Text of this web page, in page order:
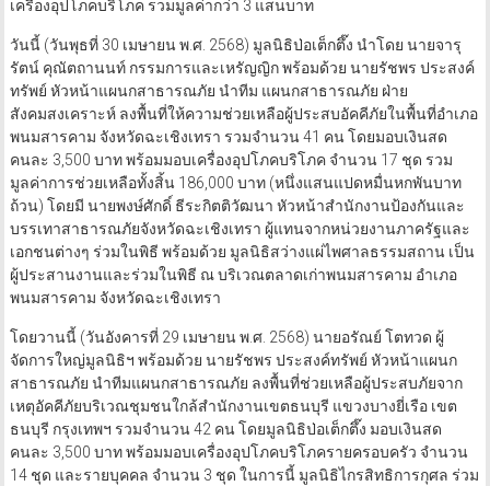
เครื่องอุปโภคบริโภค รวมมูลค่ากว่า 3 แสนบาท
วันนี้ (วันพุธที่ 30 เมษายน พ.ศ. 2568) มูลนิธิป่อเต็กตึ๊ง นำโดย นายจารุ
รัตน์ คุณัตถานนท์ กรรมการและเหรัญญิก พร้อมด้วย นายรัชพร ประสงค์
ทรัพย์ หัวหน้าแผนกสาธารณภัย นำทีม แผนกสาธารณภัย ฝ่าย
สังคมสงเคราะห์ ลงพื้นที่ให้ความช่วยเหลือผู้ประสบอัคคีภัยในพื้นที่อำเภอ
พนมสารคาม จังหวัดฉะเชิงเทรา รวมจำนวน 41 คน โดยมอบเงินสด
คนละ 3,500 บาท พร้อมมอบเครื่องอุปโภคบริโภค จำนวน 17 ชุด รวม
มูลค่าการช่วยเหลือทั้งสิ้น 186,000 บาท (หนึ่งแสนแปดหมื่นหกพันบาท
ถ้วน) โดยมี นายพงษ์ศักดิ์ ธีระกิตติวัฒนา หัวหน้าสำนักงานป้องกันและ
บรรเทาสาธารณภัยจังหวัดฉะเชิงเทรา ผู้แทนจากหน่วยงานภาครัฐและ
เอกชนต่างๆ ร่วมในพิธี พร้อมด้วย มูลนิธิสว่างแผ่ไพศาลธรรมสถาน เป็น
ผู้ประสานงานและร่วมในพิธี ณ บริเวณตลาดเก่าพนมสารคาม อำเภอ
พนมสารคาม จังหวัดฉะเชิงเทรา
โดยวานนี้ (วันอังคารที่ 29 เมษายน พ.ศ. 2568) นายอรัณย์ โตทวด ผู้
จัดการใหญ่มูลนิธิฯ พร้อมด้วย นายรัชพร ประสงค์ทรัพย์ หัวหน้าแผนก
สาธารณภัย นำทีมแผนกสาธารณภัย ลงพื้นที่ช่วยเหลือผู้ประสบภัยจาก
เหตุอัคคีภัยบริเวณชุมชนใกล้สำนักงานเขตธนบุรี แขวงบางยี่เรือ เขต
ธนบุรี กรุงเทพฯ รวมจำนวน 42 คน โดยมูลนิธิป่อเต็กตึ๊ง มอบเงินสด
คนละ 3,500 บาท พร้อมมอบเครื่องอุปโภคบริโภครายครอบครัว จำนวน
14 ชุด และรายบุคคล จำนวน 3 ชุด ในการนี้ มูลนิธิไกรสิทธิการกุศล ร่วม